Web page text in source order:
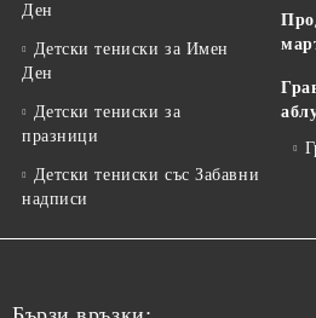
Ден
Детски тениски за Имен
Ден
Детски тениски за
празници
Детски тениски със Забавни
надписи